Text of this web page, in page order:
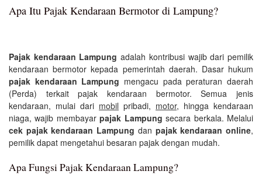
Apa Itu Pajak Kendaraan Bermotor di Lampung?
Pajak kendaraan Lampung adalah kontribusi wajib dari pemilik
kendaraan bermotor kepada pemerintah daerah. Dasar hukum
pajak kendaraan Lampung mengacu pada peraturan daerah
(Perda) terkait pajak kendaraan bermotor. Semua jenis
kendaraan, mulai dari mobil pribadi, motor, hingga kendaraan
niaga, wajib membayarpajak Lampung secara berkala. Melalui
cek pajak kendaraan Lampung dan pajak kendaraan online,
pemilik dapat mengetahui besaran pajak dengan mudah.
Apa Fungsi Pajak Kendaraan Lampung?